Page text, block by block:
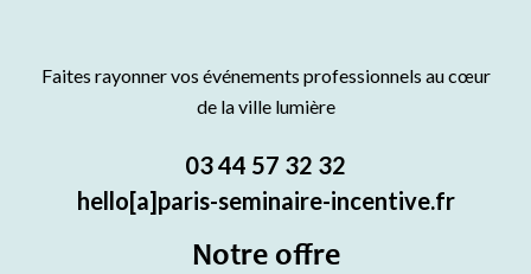
Faites rayonner vos événements professionnels au cœur
de la ville lumière
03 44 57 32 32
hello[a]paris-seminaire-incentive.fr
Notre offre